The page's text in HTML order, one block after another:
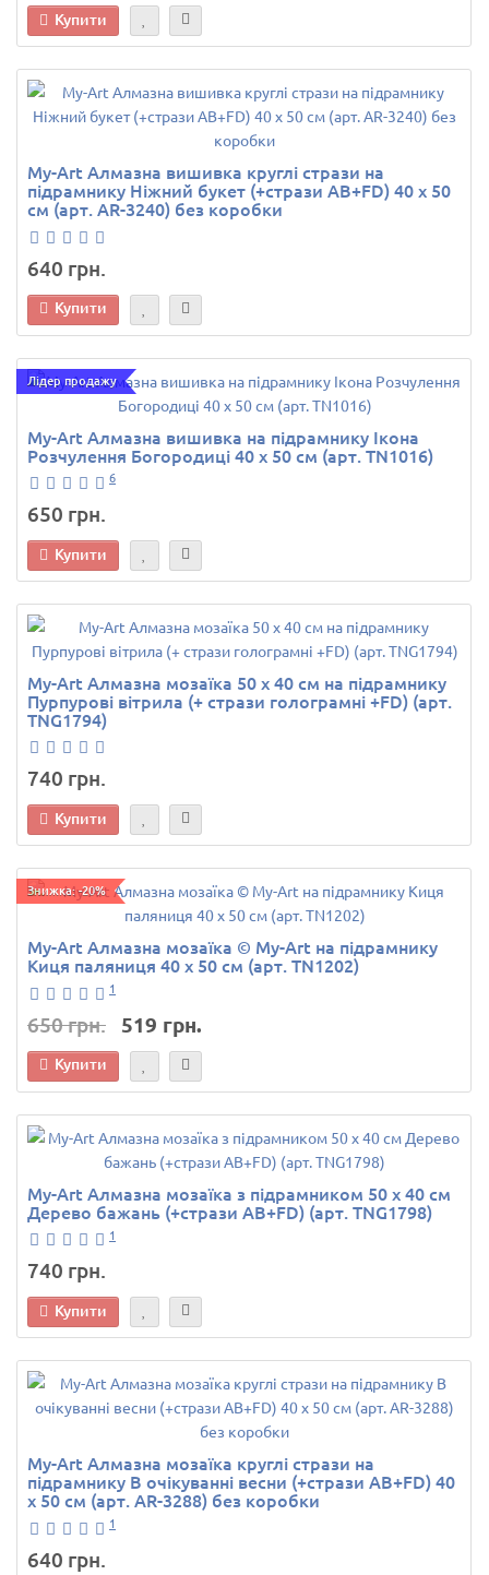
Купити
My-Art Алмазна вишивка круглі стрази на
підрамнику Ніжний букет (+стрази AB+FD) 40 х 50
см (арт. AR-3240) без коробки
640 грн.
Купити
Лідер продажу
My-Art Алмазна вишивка на підрамнику Ікона
Розчулення Богородиці 40 х 50 см (арт. TN1016)
6
650 грн.
Купити
My-Art Алмазна мозаїка 50 х 40 см на підрамнику
Пурпурові вітрила (+ стрази голограмні +FD) (арт.
TNG1794)
740 грн.
Купити
Знижка: -20%
My-Art Алмазна мозаїка © My-Art на підрамнику
Киця паляниця 40 х 50 см (арт. TN1202)
1
650 грн. 519 грн.
Купити
My-Art Алмазна мозаїка з підрамником 50 х 40 см
Дерево бажань (+стрази AB+FD) (арт. TNG1798)
1
740 грн.
Купити
My-Art Алмазна мозаїка круглі стрази на
підрамнику В очікуванні весни (+стрази AB+FD) 40
х 50 см (арт. AR-3288) без коробки
1
640 грн.